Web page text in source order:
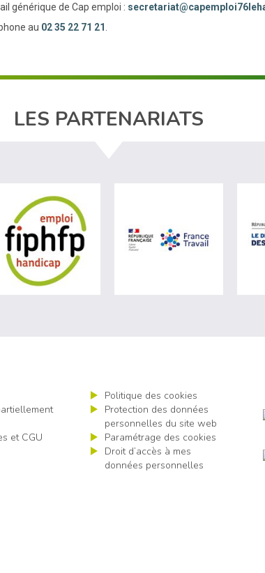
générique de Cap emploi :
au 02 35 22 71 21
LES PARTENARIATS
(nouvelle fenêtre)
site de Agefiph (nouvelle fenêtre)visiter les site de Fiphfp (nouvellevisiter les
et CGU
Politique des cookies
Protection des données
personnelles du site web
Paramétrage des cookies
Droit d’accès à mes
données personnelles